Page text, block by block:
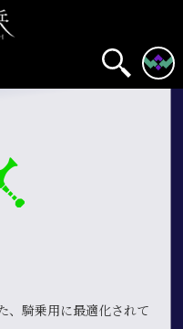
、騎乗用に最適化されて